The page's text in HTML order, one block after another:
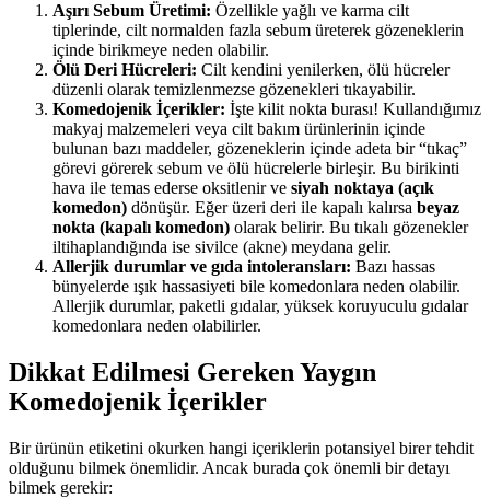
Aşırı Sebum Üretimi: Özellikle yağlı ve karma cilt
tiplerinde, cilt normalden fazla sebum üreterek gözeneklerin
içinde birikmeye neden olabilir.
Ölü Deri Hücreleri: Cilt kendini yenilerken, ölü hücreler
düzenli olarak temizlenmezse gözenekleri tıkayabilir.
Komedojenik İçerikler: İşte kilit nokta burası! Kullandığımız
makyaj malzemeleri veya cilt bakım ürünlerinin içinde
bulunan bazı maddeler, gözeneklerin içinde adeta bir “tıkaç”
görevi görerek sebum ve ölü hücrelerle birleşir. Bu birikinti
hava ile temas ederse oksitlenir ve siyah noktaya (açık
komedon) dönüşür. Eğer üzeri deri ile kapalı kalırsa beyaz
nokta (kapalı komedon) olarak belirir. Bu tıkalı gözenekler
iltihaplandığında ise sivilce (akne) meydana gelir.
Allerjik durumlar ve gıda intoleransları: Bazı hassas
bünyelerde ışık hassasiyeti bile komedonlara neden olabilir.
Allerjik durumlar, paketli gıdalar, yüksek koruyuculu gıdalar
komedonlara neden olabilirler.
Dikkat Edilmesi Gereken Yaygın
Komedojenik İçerikler
Bir ürünün etiketini okurken hangi içeriklerin potansiyel birer tehdit
olduğunu bilmek önemlidir. Ancak burada çok önemli bir detayı
bilmek gerekir: